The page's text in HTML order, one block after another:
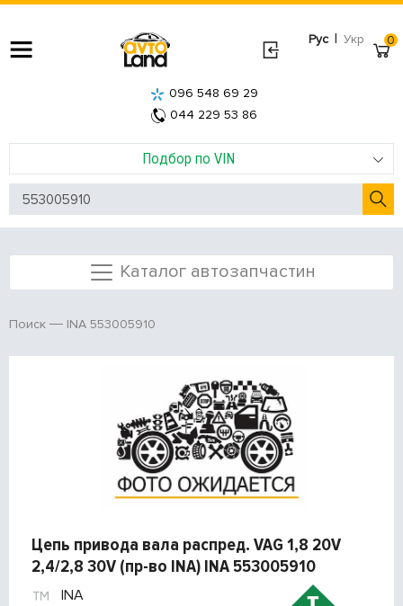
Рус | Укр
Подбор по VIN
096 548 69 29
044 229 53 86
0
Каталог автозапчастин
Поиск INA 553005910
Цепь привода вала распред. VAG 1,8 20V
2,4/2,8 30V (пр-во INA) INA 553005910
INA